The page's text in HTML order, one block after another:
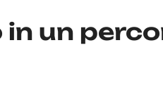
in un